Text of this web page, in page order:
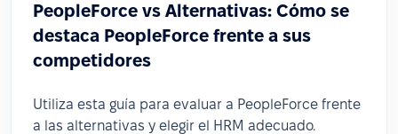
PeopleForce vs Alternativas: Cómo se
destaca PeopleForce frente a sus
competidores
Utiliza esta guía para evaluar a PeopleForce frente
a las alternativas y elegir el HRM adecuado.